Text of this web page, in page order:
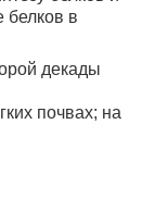
белков в
декады
почвах; на